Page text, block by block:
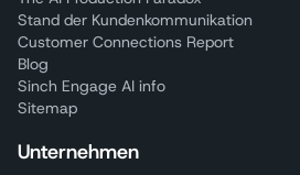
Stand der Kundenkommunikation
Customer Connections Report
Blog
Sinch Engage AI info
Sitemap
Unternehmen